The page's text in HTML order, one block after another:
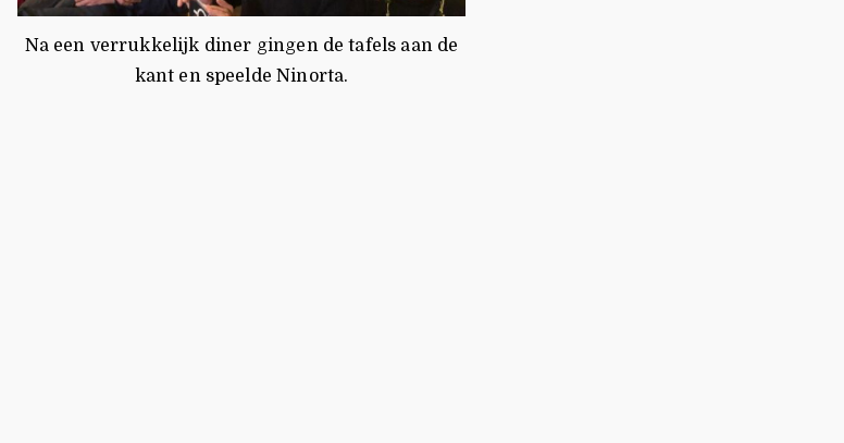
Na een verrukkelijk diner gingen de tafels aan de
kant en speelde Ninorta.